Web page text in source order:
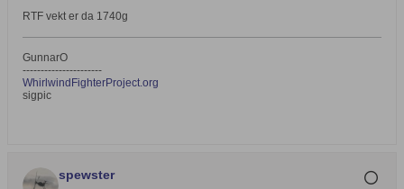
RTF vekt er da 1740g
GunnarO
----------------------
WhirlwindFighterProject.org
sigpic
spewster